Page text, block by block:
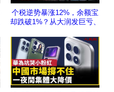
个税逆势暴涨12%，余额宝
却跌破1%？从大润发巨亏、